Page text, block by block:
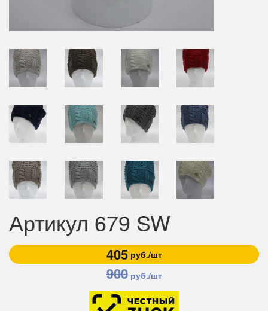
Артикул 679 SW
405руб./шт
900руб./шт